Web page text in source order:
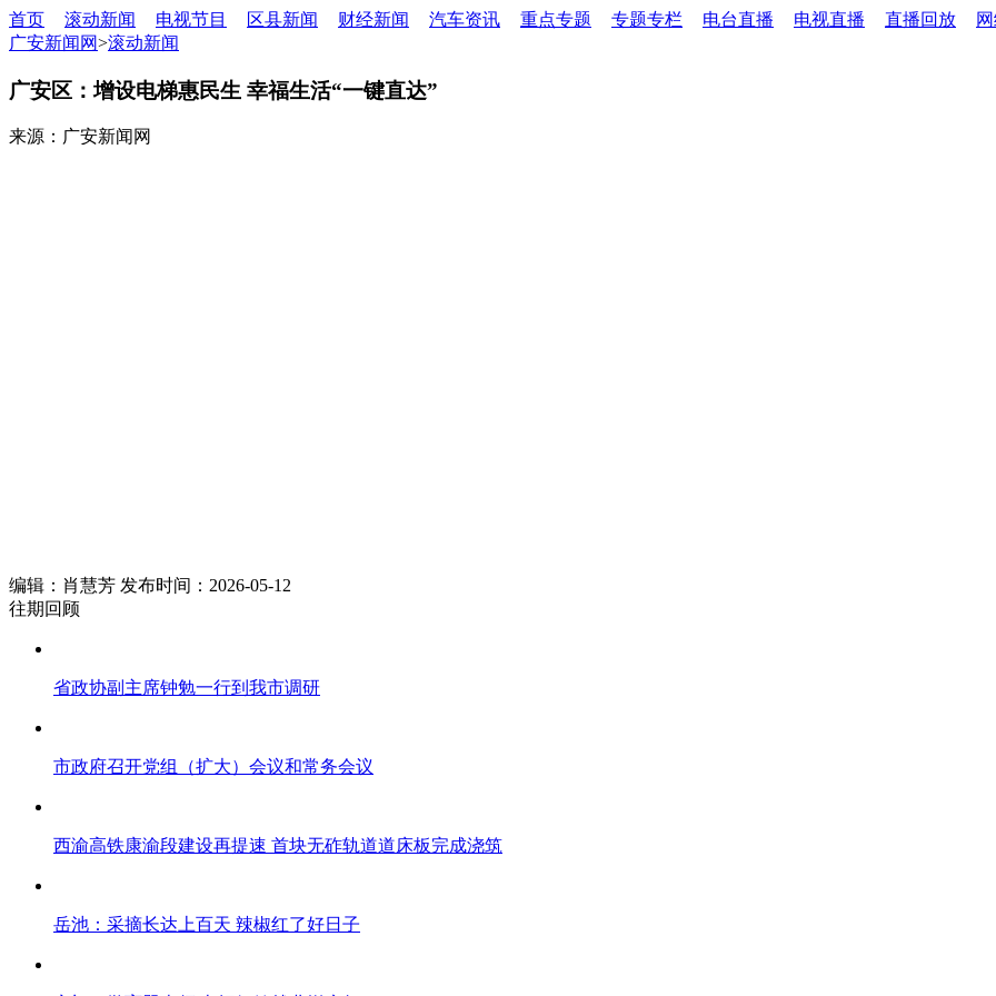
首页 滚动新闻 电视节目 区县新闻 财经新闻 汽车资讯 重点专题 专题专栏 电台直播 电视直播 直播回放
广安新闻网>滚动新闻
广安区：增设电梯惠民生 幸福生活“一键直达”
来源：广安新闻网
编辑：肖慧芳 发布时间：2026-05-12
往期回顾
省政协副主席钟勉一行到我市调研
市政府召开党组（扩大）会议和常务会议
西渝高铁康渝段建设再提速 首块无砟轨道道床板完成浇筑
岳池：采摘长达上百天 辣椒红了好日子